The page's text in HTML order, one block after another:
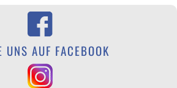
UNS AUF FACEBOOK